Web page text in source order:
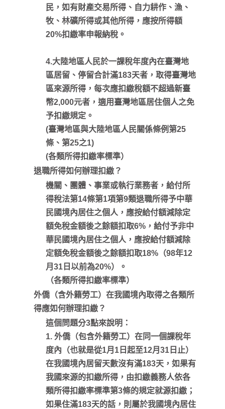
民，如有財產交易所得、自力耕作、漁、
牧、林礦所得或其他所得，應按所得額
20%扣繳率申報納稅。
4.大陸地區人民於一課稅年度內在臺灣地
區居留、停留合計滿183天者，取得臺灣地
區來源所得，每次應扣繳稅額不超過新臺
幣2,000元者，適用臺灣地區居住個人之免
予扣繳規定。
(臺灣地區與大陸地區人民關係條例第25
條、第25之1)
(各類所得扣繳率標準）
退職所得如何辦理扣繳？
機關、團體、事業或執行業務者，給付所
得稅法第14條第1項第9類退職所得予中華
民國境內居住之個人，應按給付額減除定
額免稅金額後之餘額扣取6%，給付予非中
華民國境內居住之個人，應按給付額減除
定額免稅金額後之餘額扣取18%（98年12
月31日以前為20%）。
（各類所得扣繳率標準）
外僑（含外籍勞工）在我國境內取得之各類所
得應如何辦理扣繳？
這個問題分3點來說明：
1. 外僑（包含外籍勞工）在同一個課稅年
度內（也就是從1月1日起至12月31日止）
在我國境內居留天數沒有滿183天，如果有
我國來源的扣繳所得，由扣繳義務人依各
類所得扣繳率標準第3條的規定就源扣繳；
如果住滿183天的話，則屬於我國境內居住